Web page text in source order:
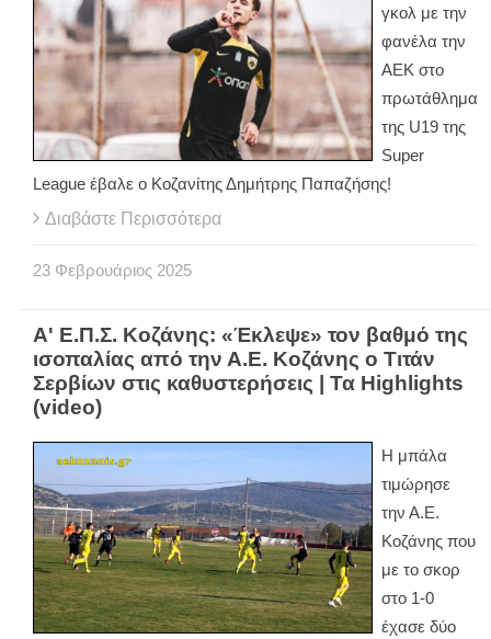
γκολ με την
φανέλα την
ΑΕΚ στο
πρωτάθλημα
της U19 της
Super
League έβαλε ο Κοζανίτης Δημήτρης Παπαζήσης!
Διαβάστε Περισσότερα
23 Φεβρουάριος 2025
Α' Ε.Π.Σ. Κοζάνης: «Έκλεψε» τον βαθμό της
ισοπαλίας από την Α.Ε. Κοζάνης ο Τιτάν
Σερβίων στις καθυστερήσεις | Τα Highlights
(video)
Η μπάλα
τιμώρησε
την Α.Ε.
Κοζάνης που
με το σκορ
στο 1-0
έχασε δύο